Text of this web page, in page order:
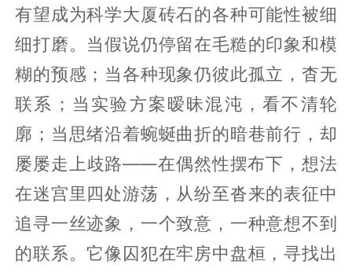
有望成为科学大厦砖石的各种可能性被细
细打磨。当假说仍停留在毛糙的印象和模
糊的预感；当各种现象仍彼此孤立，杳无
联系；当实验方案暧昧混沌，看不清轮
廓；当思绪沿着蜿蜒曲折的暗巷前行，却
屡屡走上歧路——在偶然性摆布下，想法
在迷宫里四处游荡，从纷至沓来的表征中
追寻一丝迹象，一个致意，一种意想不到
的联系。它像囚犯在牢房中盘桓，寻找出